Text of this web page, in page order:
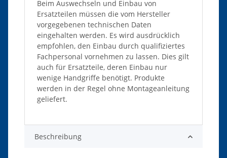
Beim Auswechseln und Einbau von
Ersatzteilen müssen die vom Hersteller
vorgegebenen technischen Daten
eingehalten werden. Es wird ausdrücklich
empfohlen, den Einbau durch qualifiziertes
Fachpersonal vornehmen zu lassen. Dies gilt
auch für Ersatzteile, deren Einbau nur
wenige Handgriffe benötigt. Produkte
werden in der Regel ohne Montageanleitung
geliefert.
Beschreibung